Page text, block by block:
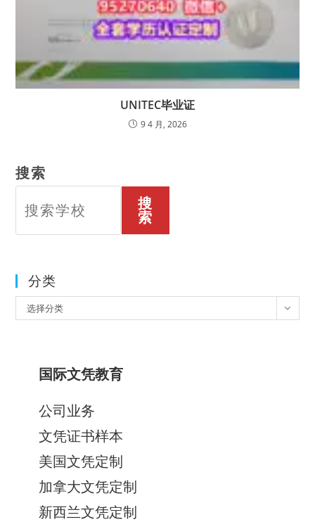
UNITEC毕业证
9 4 月, 2026
搜索
搜
索
分类
类
选择分类
国际文凭教育
公司业务
文凭证书样本
美国文凭定制
加拿大文凭定制
新西兰文凭定制